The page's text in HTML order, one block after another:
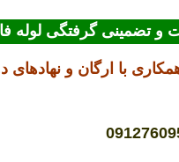
و تضمینی گرفتگی لوله
با ارگان و